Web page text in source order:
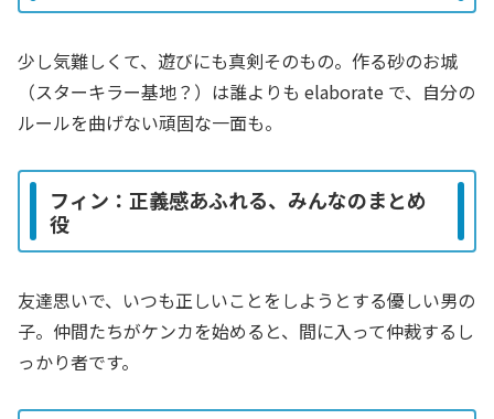
少し気難しくて、遊びにも真剣そのもの。作る砂のお城
（スターキラー基地？）は誰よりも elaborate で、自分の
ルールを曲げない頑固な一面も。
フィン：正義感あふれる、みんなのまとめ
役
友達思いで、いつも正しいことをしようとする優しい男の
子。仲間たちがケンカを始めると、間に入って仲裁するし
っかり者です。